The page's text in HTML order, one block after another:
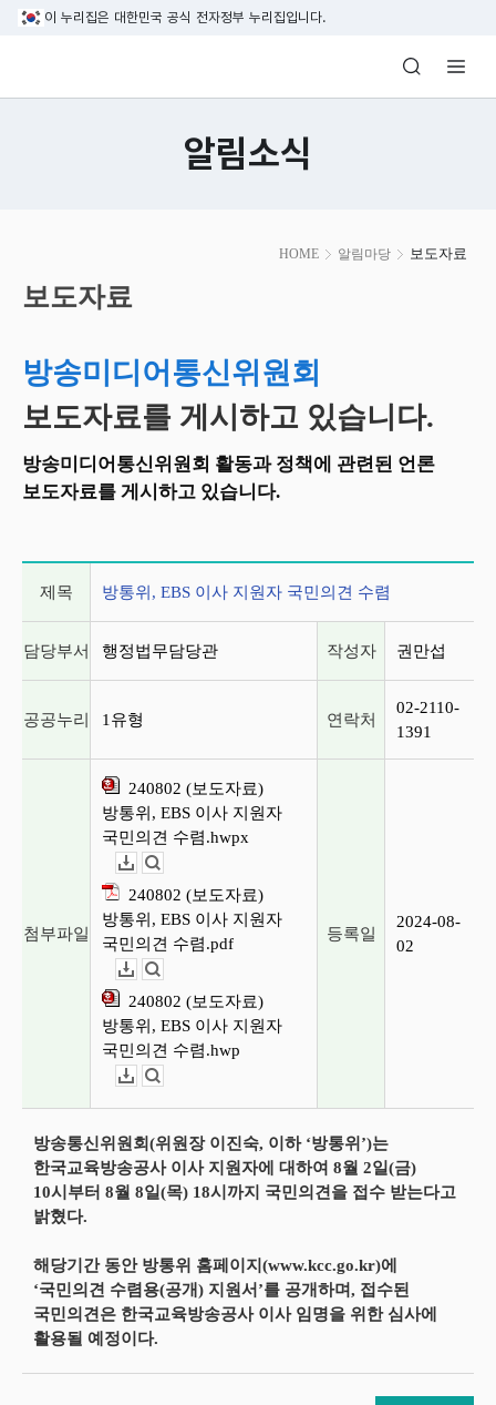
본문 바로가기
이 누리집은 대한민국 공식 전자정부 누리집입니다.
방송미디어통신위원회 Korea Media
알림소식
HOME 알림마당 보도자료
시
작
보도자료
방송미디어통신위원회
보도자료를 게시하고 있습니다.
방송미디어통신위원회 활동과 정책에 관련된 언론
보도자료를 게시하고 있습니다.
제목 방통위, EBS 이사 지원자 국민의견 수렴
담당부서 행정법무담당관 작성자 권만섭
공공누리 1유형 연락처
02-2110-
1391
첨부파일
240802 (보도자료)
방통위, EBS 이사 지원자
국민의견 수렴.hwpx
240802 (보도자료)
방통위, EBS 이사 지원자
국민의견 수렴.pdf
240802 (보도자료)
방통위, EBS 이사 지원자
국민의견 수렴.hwp
등록일
2024-08-
02
방송통신위원회(위원장 이진숙, 이하 ‘방통위’)는
한국교육방송공사 이사 지원자에 대하여 8월 2일(금)
10시부터 8월 8일(목) 18시까지 국민의견을 접수 받는다고
밝혔다.
해당기간 동안 방통위 홈페이지(www.kcc.go.kr)에
‘국민의견 수렴용(공개) 지원서’를 공개하며, 접수된
국민의견은 한국교육방송공사 이사 임명을 위한 심사에
활용될 예정이다.